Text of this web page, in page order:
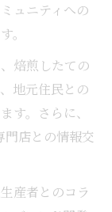
ュニティへの
。
焙煎したての
地元住民との
す。さらに、
門店との情報交
産者とのコラ